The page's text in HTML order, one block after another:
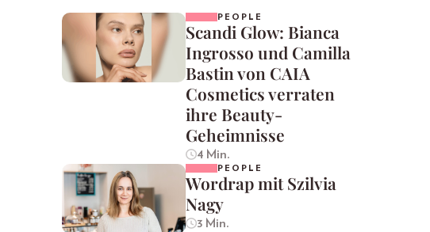
PEOPLE
Scandi Glow: Bianca
Ingrosso und Camilla
Bastin von CAIA
Cosmetics verraten
ihre Beauty-
Geheimnisse
4 Min.
PEOPLE
Wordrap mit Szilvia
Nagy
3 Min.